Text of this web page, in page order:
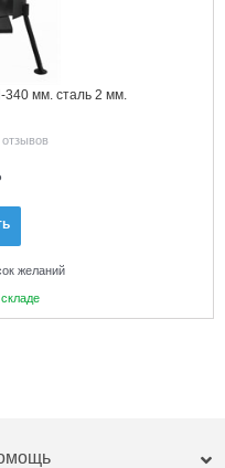
340 мм. сталь 2 мм.
отзывов
желаний